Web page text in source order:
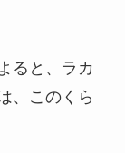
ると、ラカ
、このくら